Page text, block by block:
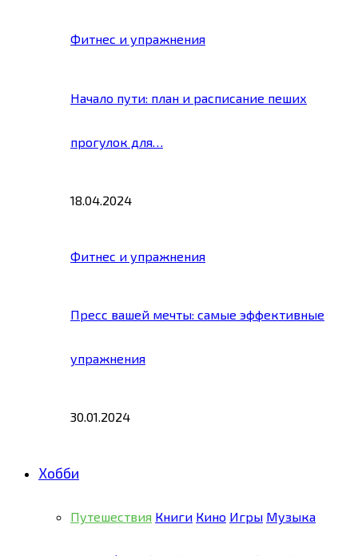
Фитнес и упражнения
Начало пути: план и расписание пеших
прогулок для…
18.04.2024
Фитнес и упражнения
Пресс вашей мечты: самые эффективные
упражнения
30.01.2024
Хобби
Путешествия Книги Кино Игры Музыка